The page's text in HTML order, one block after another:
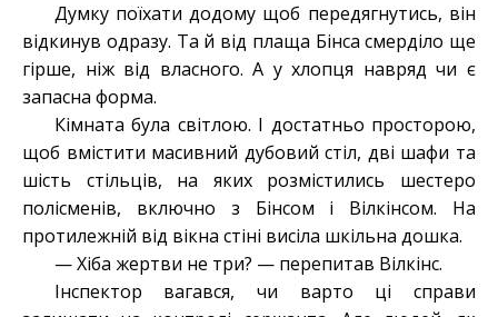
Думку поїхати додому щоб передягнутись, він
відкинув одразу. Та й від плаща Бінса смерділо ще
гірше, ніж від власного. А у хлопця навряд чи є
запасна форма.
Кімната була світлою. І достатньо просторою,
щоб вмістити масивний дубовий стіл, дві шафи та
шість стільців, на яких розмістились шестеро
полісменів, включно з Бінсом і Вілкінсом. На
протилежній від вікна стіні висіла шкільна дошка.
— Хіба жертви не три? — перепитав Вілкінс.
Інспектор вагався, чи варто ці справи